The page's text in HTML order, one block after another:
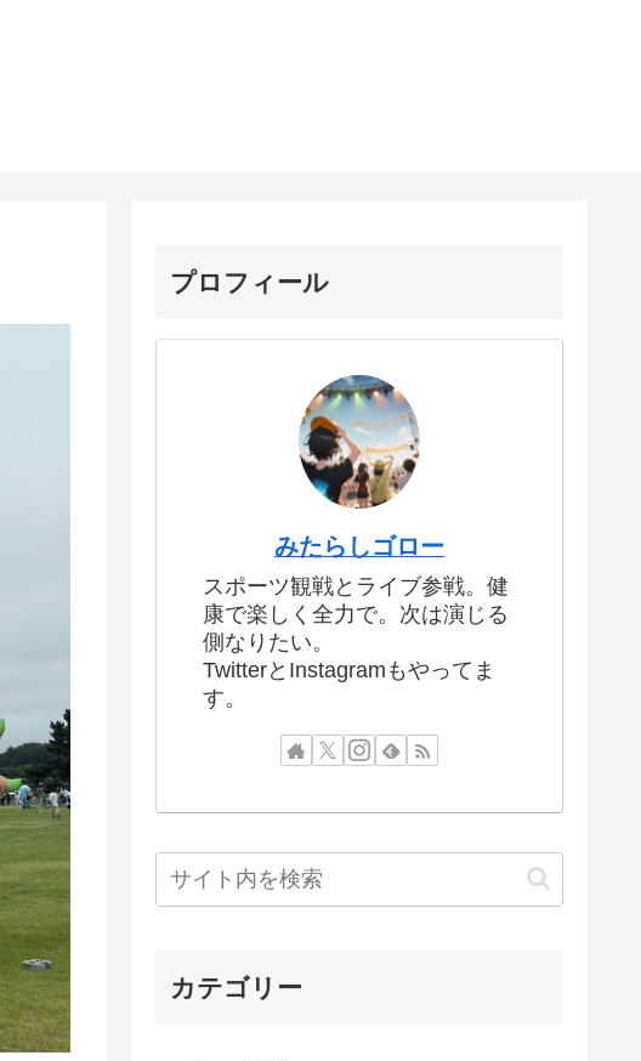
プロフィール
みたらしゴロー
スポーツ観戦とライブ参戦。健
康で楽しく全力で。次は演じる
側なりたい。
TwitterとInstagramもやってま
す。
カテゴリー